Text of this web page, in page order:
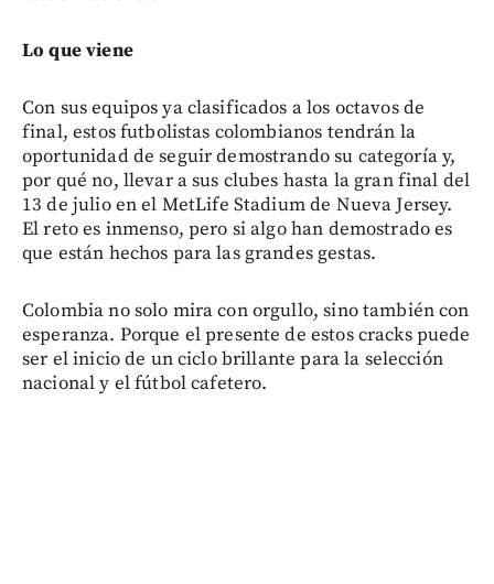
Lo que viene
Con sus equipos ya clasificados a los octavos de
final, estos futbolistas colombianos tendrán la
oportunidad de seguir demostrando su categoría y,
por qué no, llevar a sus clubes hasta la gran final del
13 de julio en el MetLife Stadium de Nueva Jersey.
El reto es inmenso, pero si algo han demostrado es
que están hechos para las grandes gestas.
Colombia no solo mira con orgullo, sino también con
esperanza. Porque el presente de estos cracks puede
ser el inicio de un ciclo brillante para la selección
nacional y el fútbol cafetero.